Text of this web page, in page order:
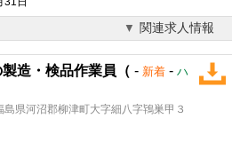
関連求人情報
造・検品作業員（ - 新着 - ハ
県河沼郡柳津町大字細八字鴇巣甲３